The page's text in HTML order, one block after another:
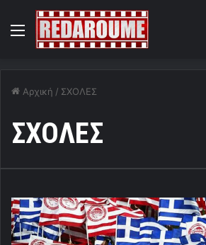
Menu
Αρχική / ΣΧΟΛΕΣ
ΣΧΟΛΕΣ